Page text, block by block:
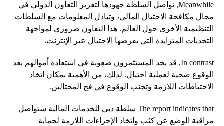
Meanwhile, تواصل السلطة جهودها لتعزيز التعاون الدولي في
مجال مكافحة الاحتيال المالي، وتبادل المعلومات مع السلطات
التنظيمية الأخرى حول العالم. هذا التعاون ضروري لمواجهة
التحديات المتزايدة التي يفرضها الاحتيال عبر الإنترنت.
In contrast, قد يجد المستثمرون صعوبة في استعادة أموالهم بعد
الوقوع ضحية لعملية احتيال. لذلك، من الأهمية بمكان اتخاذ
الاحتياطات اللازمة وتجنب الوقوع في فخ المحتالين.
The report indicates that سلطة دبي للخدمات المالية ستواصل
مراقبة الوضع عن كثب واتخاذ الإجراءات اللازمة لحماية